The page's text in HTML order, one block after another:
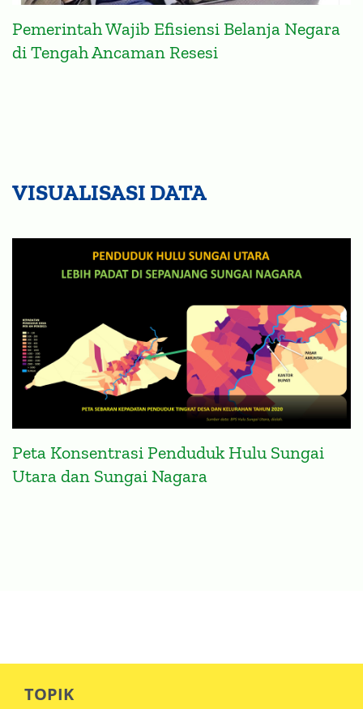
Pemerintah Wajib Efisiensi Belanja Negara
di Tengah Ancaman Resesi
VISUALISASI DATA
Peta Konsentrasi Penduduk Hulu Sungai
Utara dan Sungai Nagara
TOPIK